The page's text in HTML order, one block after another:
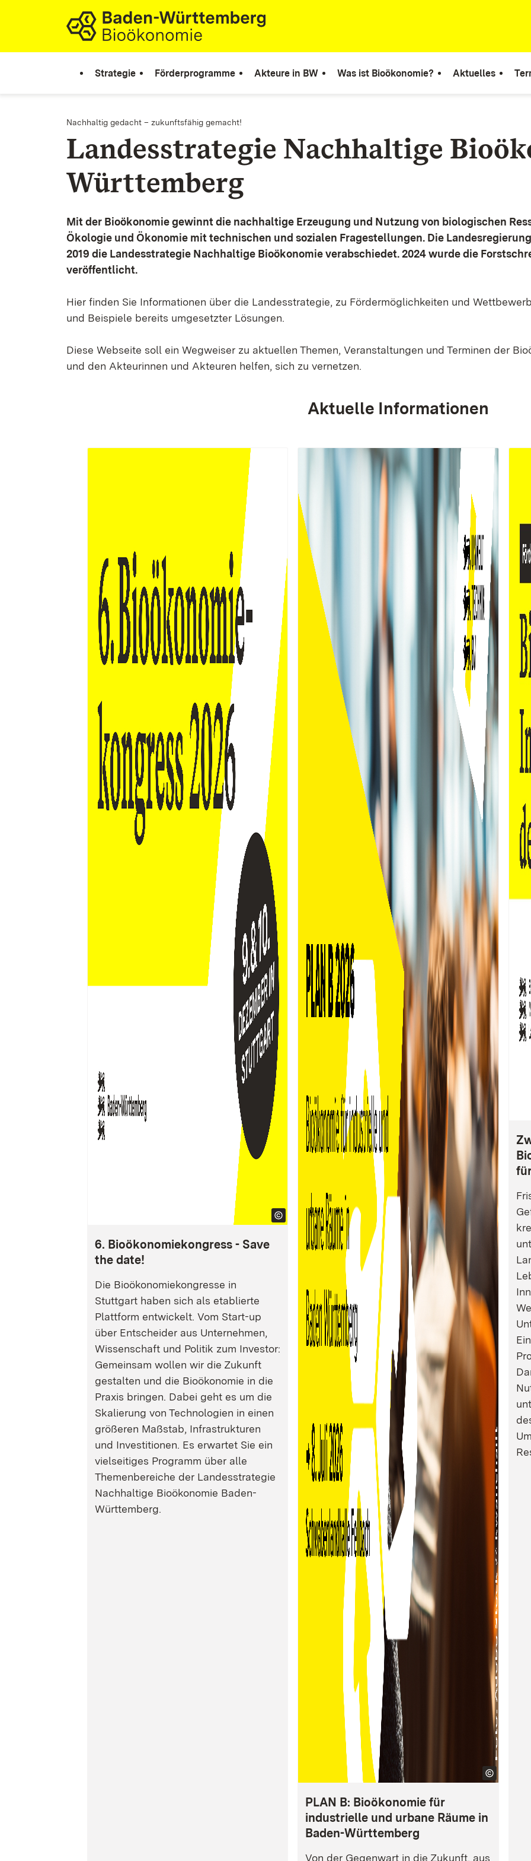
Zum Inhalt springen
Link zur Startseite
Strategie Förderprogramme Akteure in BW Was ist Bioökonomie? Aktuelles
Nachhaltig gedacht – zukunftsfähig gemacht!
Landesstrategie Nachhaltige
Württemberg
Mit der Bioökonomie gewinnt die nachhaltige Erzeugung und Nutzung von biologischen
Ökologie und Ökonomie mit technischen und sozialen Fragestellungen. Die
2019 die Landesstrategie Nachhaltige Bioökonomie verabschiedet. 2024 wurde die
veröffentlicht.
Hier finden Sie Informationen über die Landesstrategie, zu Fördermöglichkeiten und
und Beispiele bereits umgesetzter Lösungen.
Diese Webseite soll ein Wegweiser zu aktuellen Themen, Veranstaltungen und Terminen der
und den Akteurinnen und Akteuren helfen, sich zu vernetzen.
Aktuelle Informationen
6. Bioökonomiekongress - Save
the date!
Die Bioökonomiekongresse in
Stuttgart haben sich als etablierte
Plattform entwickelt. Vom Start-up
über Entscheider aus Unternehmen,
Wissenschaft und Politik zum Investor:
Gemeinsam wollen wir die Zukunft
gestalten und die Bioökonomie in die
Praxis bringen. Dabei geht es um die
Skalierung von Technologien in einen
größeren Maßstab, Infrastrukturen
und Investitionen. Es erwartet Sie ein
vielseitiges Programm über alle
Themenbereiche der Landesstrategie
Nachhaltige Bioökonomie Baden-
Württemberg.
PLAN B: Bioökonomie für
industrielle und urbane Räume in
Baden-Württemberg
Von der Gegenwart in die Zukunft, aus